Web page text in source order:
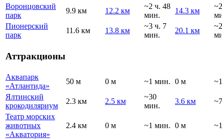
Воронцовский
парк
9.9 км 12.2 км
~2 ч. 48
мин.
14.3 км
Пионерский
парк
11.6 км 13.8 км
~3 ч. 7
мин.
20.1 км
Аттракционы
Аквапарк
«Атлантида»
50 м 0 м ~1 мин. 0 м
Ялтинский
крокодиляриум
2.3 км 2.5 км
~30
мин.
3.6 км
Театр морских
животных
«Акватория»
2.4 км 0 м ~1 мин. 0 м